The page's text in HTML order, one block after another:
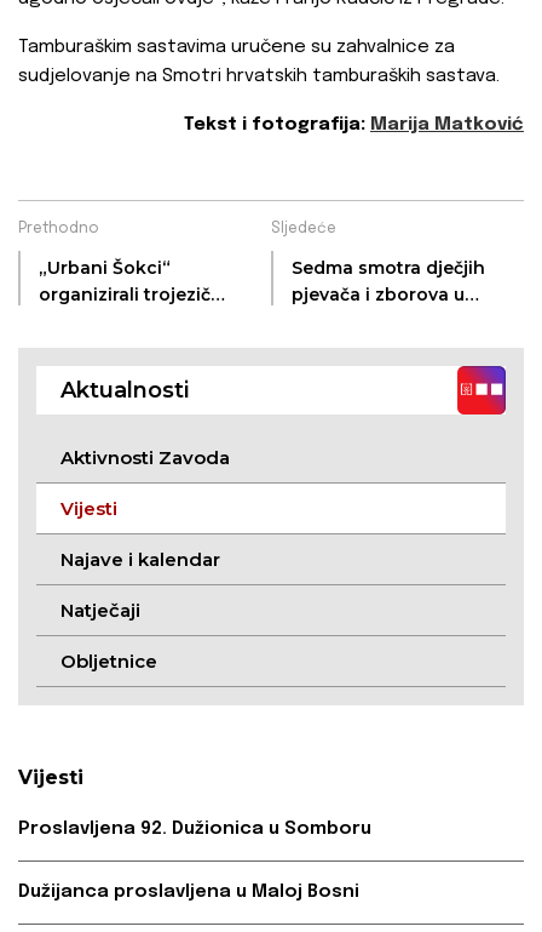
Tamburaškim sastavima uručene su zahvalnice za
sudjelovanje na Smotri hrvatskih tamburaških sastava.
Tekst i fotografija: Marija Matković
Prethodno
„Urbani Šokci“
organizirali trojezičnu
večer „Lijepa riječ,
lepa reč, szép szó“
Sljedeće
Sedma smotra dječjih
pjevača i zborova u
Haje!
Aktualnosti
Aktivnosti Zavoda
Vijesti
Najave i kalendar
Natječaji
Obljetnice
Vijesti
Proslavljena 92. Dužionica u Somboru
Dužijanca proslavljena u Maloj Bosni